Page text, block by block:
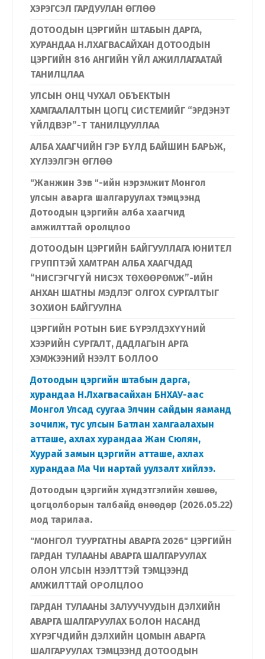
ХЭРЭГСЭЛ ГАРДУУЛАН ӨГЛӨӨ
ДОТООДЫН ЦЭРГИЙН ШТАБЫН ДАРГА,
ХУРАНДАА Н.ЛХАГВАСАЙХАН ДОТООДЫН
ЦЭРГИЙН 816 АНГИЙН ҮЙЛ АЖИЛЛАГААТАЙ
ТАНИЛЦЛАА
УЛСЫН ОНЦ ЧУХАЛ ОБЪЕКТЫН
ХАМГААЛАЛТЫН ЦОГЦ СИСТЕМИЙГ “ЭРДЭНЭТ
ҮЙЛДВЭР”-Т ТАНИЛЦУУЛЛАА
АЛБА ХААГЧИЙН ГЭР БҮЛД БАЙШИН БАРЬЖ,
ХҮЛЭЭЛГЭН ӨГЛӨӨ
"Жанжин Зэв "-ийн нэрэмжит Монгол
улсын аварга шалгаруулах тэмцээнд
Дотоодын цэргийн алба хаагчид
амжилттай оролцлоо
ДОТООДЫН ЦЭРГИЙН БАЙГУУЛЛАГА ЮНИТЕЛ
ГРУППТЭЙ ХАМТРАН АЛБА ХААГЧДАД
“НИСГЭГЧГҮЙ НИСЭХ ТӨХӨӨРӨМЖ”-ИЙН
АНХАН ШАТНЫ МЭДЛЭГ ОЛГОХ СУРГАЛТЫГ
ЗОХИОН БАЙГУУЛНА
ЦЭРГИЙН РОТЫН БИЕ БҮРЭЛДЭХҮҮНИЙ
ХЭЭРИЙН СУРГАЛТ, ДАДЛАГЫН АРГА
ХЭМЖЭЭНИЙ НЭЭЛТ БОЛЛОО
Дотоодын цэргийн штабын дарга,
хурандаа Н.Лхагвасайхан БНХАУ-аас
Монгол Улсад суугаа Элчин сайдын яаманд
зочилж, тус улсын Батлан хамгаалахын
атташе, ахлах хурандаа Жан Сюлян,
Хуурай замын цэргийн атташе, ахлах
хурандаа Ма Чи нартай уулзалт хийлээ.
Дотоодын цэргийн хүндэтгэлийн хөшөө,
цогцолборын талбайд өнөөдөр (2026.05.22)
мод тарилаа.
"МОНГОЛ ТУУРГАТНЫ АВАРГА 2026" ЦЭРГИЙН
ГАРДАН ТУЛААНЫ АВАРГА ШАЛГАРУУЛАХ
ОЛОН УЛСЫН НЭЭЛТТЭЙ ТЭМЦЭЭНД
АМЖИЛТТАЙ ОРОЛЦЛОО
ГАРДАН ТУЛААНЫ ЗАЛУУЧУУДЫН ДЭЛХИЙН
АВАРГА ШАЛГАРУУЛАХ БОЛОН НАСАНД
ХҮРЭГЧДИЙН ДЭЛХИЙН ЦОМЫН АВАРГА
ШАЛГАРУУЛАХ ТЭМЦЭЭНД ДОТООДЫН